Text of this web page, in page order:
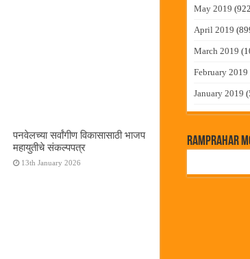
पनवेलच्या सर्वांगीण विकासासाठी भाजप
महायुतीचे संकल्पपत्र
13th January 2026
May 2019
April 2019
March 2019
February 2019
January 2019
RamPrahar